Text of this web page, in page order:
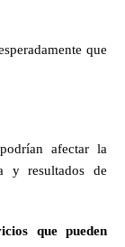
que
afectar la
y resultados de
que pueden